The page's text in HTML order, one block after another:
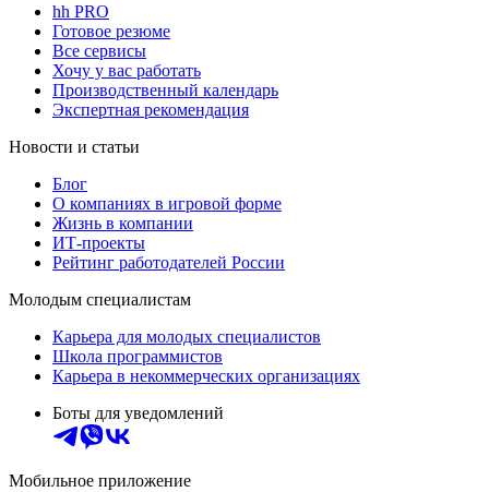
hh PRO
Готовое резюме
Все сервисы
Хочу у вас работать
Производственный календарь
Экспертная рекомендация
Новости и статьи
Блог
О компаниях в игровой форме
Жизнь в компании
ИТ-проекты
Рейтинг работодателей России
Молодым специалистам
Карьера для молодых специалистов
Школа программистов
Карьера в некоммерческих организациях
Боты для уведомлений
Мобильное приложение